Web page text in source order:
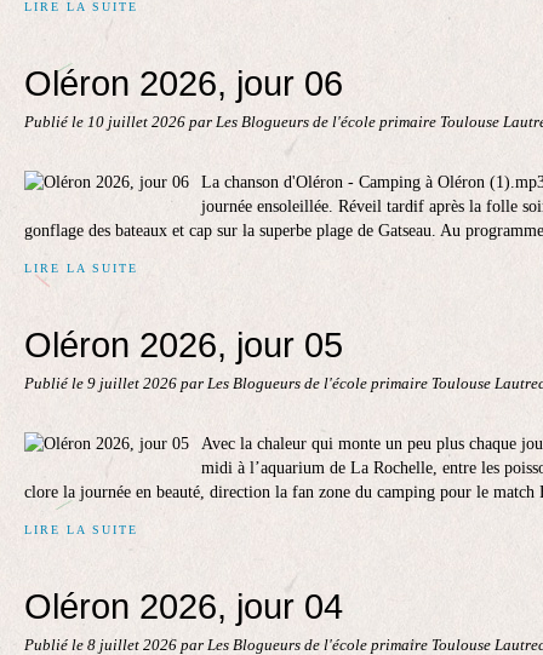
LIRE LA SUITE
Oléron 2026, jour 06
Publié le 10 juillet 2026 par Les Blogueurs de l'école primaire Toulouse
La chanson d'Oléron - Camping à Oléron
journée ensoleillée. Réveil tardif après la folle
gonflage des bateaux et cap sur la superbe plage de Gatseau. Au
LIRE LA SUITE
Oléron 2026, jour 05
Publié le 9 juillet 2026 par Les Blogueurs de l'école primaire Toulouse
Avec la chaleur qui monte un peu plus chaque
midi à l’aquarium de La Rochelle, entre les
clore la journée en beauté, direction la fan zone du camping pour le match
LIRE LA SUITE
Oléron 2026, jour 04
Publié le 8 juillet 2026 par Les Blogueurs de l'école primaire Toulouse